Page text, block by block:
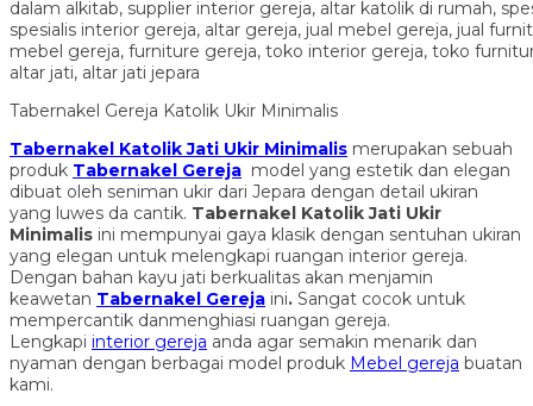
Tabernakel Gereja Katolik Ukir Minimalis
Tabernakel Katolik Jati Ukir Minimalis merupakan sebuah
produk Tabernakel Gereja model yang estetik dan elegan
dibuat oleh seniman ukir dari Jepara dengan detail ukiran
yang luwes da cantik. Tabernakel Katolik Jati Ukir
Minimalis ini mempunyai gaya klasik dengan sentuhan ukiran
yang elegan untuk melengkapi ruangan interior gereja.
Dengan bahan kayu jati berkualitas akan menjamin
keawetan Tabernakel Gereja ini. Sangat cocok untuk
mempercantik danmenghiasi ruangan gereja.
Lengkapi interior gereja anda agar semakin menarik dan
nyaman dengan berbagai model produk Mebel gereja buatan
kami.